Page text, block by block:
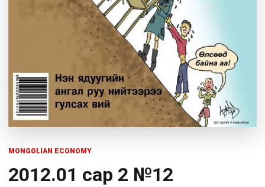
MONGOLIAN ECONOMY
2012.01 сар 2 №12